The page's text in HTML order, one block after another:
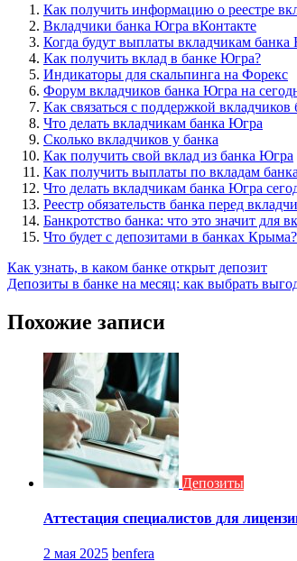
Как получить информацию о реестре
Вкладчики банка Югра вКонтакте
Когда будут выплаты вкладчикам банка
Как получить вклад в банке Югра?
Индикаторы для скальпинга на Форекс
Форум вкладчиков банка Югра на
Как связаться с поддержкой
Что делать вкладчикам банка Югра
Сколько вкладчиков у банка
Как получить свой вклад из банка Югра
Как получить выплаты по вкладам
Что делать вкладчикам банка Югра
Реестр обязательств банка перед
Банкротство банка: что это значит для
Что будет с депозитами в банках Крыма?
Навигация
по
записям
Как узнать, в каком банке открыт депозит
Депозиты в банке на месяц: как выбрать
Похожие записи
Депозиты
Аттестация специалистов для
2 мая 2025 benfera